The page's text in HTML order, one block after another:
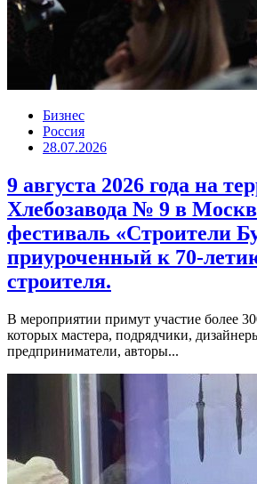
Бизнес
Россия
28.07.2026
9 августа 2026 года на
Хлебозавода № 9 в
фестиваль «Строители
приуроченный к 70-
строителя.
В мероприятии примут участие более
которых мастера, подрядчики,
предприниматели, авторы...